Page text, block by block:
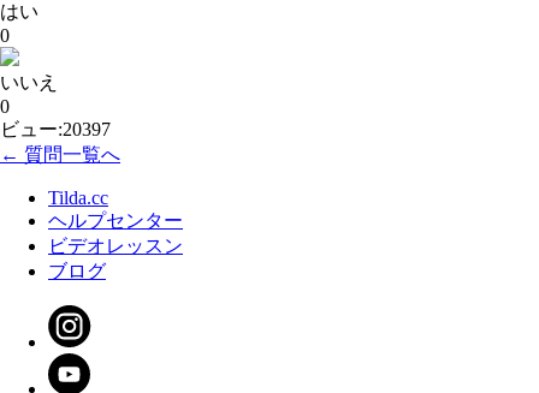
はい
0
いいえ
0
ビュー:20397
← 質問一覧へ
Tilda.cc
ヘルプセンター
ビデオレッスン
ブログ